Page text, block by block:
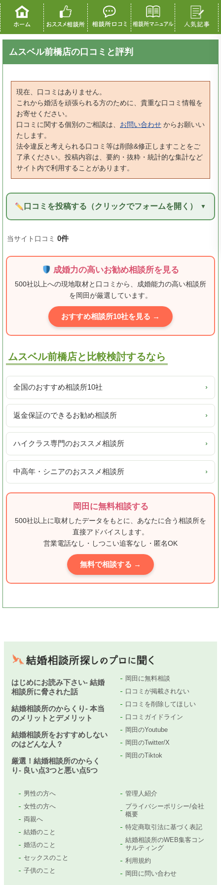
ムスベル前橋店の口コミと評判
現在、口コミはありません。
これから婚活を頑張られる方のために、貴重な口コミ情報を
お寄せください。
口コミに関する個別のご相談は、 お問い合わせ からお願いい
たします。
法令違反と考えられる口コミ等は削除&修正しますことをご
了承ください。投稿内容は、要約・抜粋・統計的な集計など
サイト内で利用することがあります。
口コミを投稿する（クリックでフォームを開く）
当サイト口コミ 0件
成婚力の高いお勧め相談所を見る
500社以上への現地取材と口コミから、成婚能力の高い相談所
を岡田が厳選しています。
おすすめ相談所10社を見る →
ムスベル前橋店と比較検討するなら
全国のおすすめ相談所10社 ›
返金保証のできるお勧め相談所 ›
ハイクラス専門のおススメ相談所 ›
中高年・シニアのおススメ相談所 ›
岡田に無料相談する
500社以上に取材したデータをもとに、あなたに合う相談所を
直接アドバイスします。
営業電話なし・しつこい追客なし・匿名OK
無料で相談する →
はじめにお読み下さい- 結婚
相談所に脅された話
結婚相談所のからくり- 本当
のメリットとデメリット
結婚相談所をおすすめしない
のはどんな人？
厳選！結婚相談所のからく
り- 良い点3つと悪い点5つ
岡田に無料相談
口コミが掲載されない
口コミを削除してほしい
口コミガイドライン
岡田のYoutube
岡田のTwitter/X
岡田のTiktok
男性の方へ
女性の方へ
両親へ
結婚のこと
婚活のこと
セックスのこと
子供のこと
管理人紹介
プライバシーポリシー/会社
概要
特定商取引法に基づく表記
結婚相談所のWEB集客コン
サルティング
利用規約
岡田に問い合わせ